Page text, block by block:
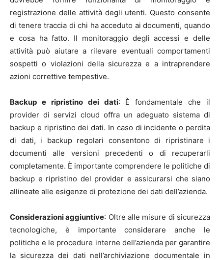
registrazione delle attività degli utenti. Questo consente
di tenere traccia di chi ha acceduto ai documenti, quando
e cosa ha fatto. Il monitoraggio degli accessi e delle
attività può aiutare a rilevare eventuali comportamenti
sospetti o violazioni della sicurezza e a intraprendere
azioni correttive tempestive.
Backup e ripristino dei dati: È fondamentale che il
provider di servizi cloud offra un adeguato sistema di
backup e ripristino dei dati. In caso di incidente o perdita
di dati, i backup regolari consentono di ripristinare i
documenti alle versioni precedenti o di recuperarli
completamente. È importante comprendere le politiche di
backup e ripristino del provider e assicurarsi che siano
allineate alle esigenze di protezione dei dati dell’azienda.
Considerazioni aggiuntive: Oltre alle misure di sicurezza
tecnologiche, è importante considerare anche le
politiche e le procedure interne dell’azienda per garantire
la sicurezza dei dati nell’archiviazione documentale in